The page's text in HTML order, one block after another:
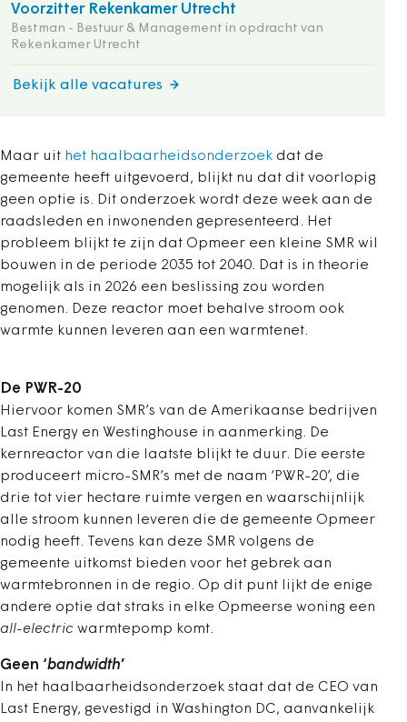
Voorzitter Rekenkamer Utrecht
Bestman - Bestuur & Management in opdracht van
Rekenkamer Utrecht
Bekijk alle vacatures
Maar uit het haalbaarheidsonderzoek dat de
gemeente heeft uitgevoerd, blijkt nu dat dit voorlopig
geen optie is. Dit onderzoek wordt deze week aan de
raadsleden en inwonenden gepresenteerd. Het
probleem blijkt te zijn dat Opmeer een kleine SMR wil
bouwen in de periode 2035 tot 2040. Dat is in theorie
mogelijk als in 2026 een beslissing zou worden
genomen. Deze reactor moet behalve stroom ook
warmte kunnen leveren aan een warmtenet.
De PWR-20
Hiervoor komen SMR’s van de Amerikaanse bedrijven
Last Energy en Westinghouse in aanmerking. De
kernreactor van die laatste blijkt te duur. Die eerste
produceert micro-SMR’s met de naam ‘PWR-20’, die
drie tot vier hectare ruimte vergen en waarschijnlijk
alle stroom kunnen leveren die de gemeente Opmeer
nodig heeft. Tevens kan deze SMR volgens de
gemeente uitkomst bieden voor het gebrek aan
warmtebronnen in de regio. Op dit punt lijkt de enige
andere optie dat straks in elke Opmeerse woning een
all-electric warmtepomp komt.
Geen ‘bandwidth’
In het haalbaarheidsonderzoek staat dat de CEO van
Last Energy, gevestigd in Washington DC, aanvankelijk